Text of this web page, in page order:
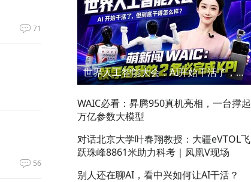
71
56
世界人工智能大会：AI开始干活了，但到底干的怎么样？萌新闯WAIC
WAIC必看：昇腾950真机亮相，一台撑起
万亿参数大模型
对话北京大学叶春翔教授：大疆eVTOL飞
跃珠峰8861米助力科考｜凤凰V现场
别人还在聊AI，看中兴如何让AI干活？